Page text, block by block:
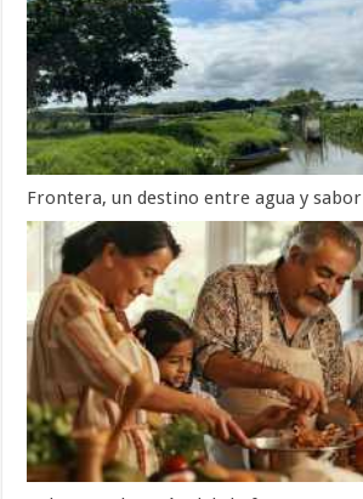
Frontera, un destino entre agua y sabor